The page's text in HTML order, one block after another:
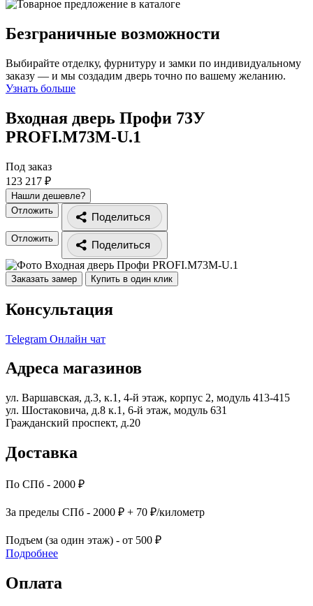
Безграничные возможности
Выбирайте отделку, фурнитуру и замки по индивидуальному
заказу — и мы создадим дверь точно по вашему желанию.
Узнать больше
Входная дверь Профи 73У
PROFI.M73M-U.1
Под заказ
123 217 ₽
Нашли дешевле?
Отложить
Поделиться
Отложить
Поделиться
Заказать замер Купить в один клик
Консультация
Telegram Онлайн чат
Адреса магазинов
ул. Варшавская, д.3, к.1, 4-й этаж, корпус 2, модуль 413-415
ул. Шостаковича, д.8 к.1, 6-й этаж, модуль 631
Гражданский проспект, д.20
Доставка
По СПб - 2000 ₽
За пределы СПб - 2000 ₽ + 70 ₽/километр
Подъем (за один этаж) - от 500 ₽
Подробнее
Оплата